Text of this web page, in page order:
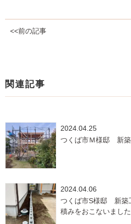
<<前の記事
関連記事
2024.04.25
つくば市Ｍ様邸 新
2024.04.06
つくば市S様邸 新
積みをおこないました